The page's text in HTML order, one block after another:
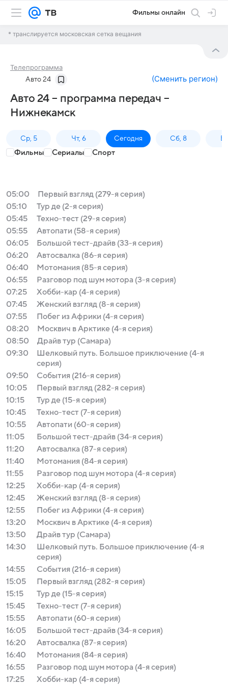
Фильмы онлайн
* транслируется московская сетка вещания
Телепрограмма
Авто 24 (Сменить регион)
Авто 24 – программа передач –
Нижнекамск
Ср, 5 Чт, 6 Сегодня Сб, 8
Фильмы Сериалы Спорт
05:00
Первый взгляд (279-я серия)
05:10
Тур де (2-я серия)
05:45
Техно-тест (29-я серия)
05:55
Автопати (58-я серия)
06:05
Большой тест-драйв (33-я серия)
06:20
Автосвалка (86-я серия)
06:40
Мотомания (85-я серия)
06:55
Разговор под шум мотора (3-я серия)
07:25
Хобби-кар (4-я серия)
07:45
Женский взгляд (8-я серия)
07:55
Побег из Африки (4-я серия)
08:20
Москвич в Арктике (4-я серия)
08:50
Драйв тур (Самара)
09:30
Шелковый путь. Большое приключение (4-я
серия)
09:50
События (216-я серия)
10:05
Первый взгляд (282-я серия)
10:15
Тур де (15-я серия)
10:45
Техно-тест (7-я серия)
10:55
Автопати (60-я серия)
11:05
Большой тест-драйв (34-я серия)
11:20
Автосвалка (87-я серия)
11:40
Мотомания (84-я серия)
11:55
Разговор под шум мотора (4-я серия)
12:25
Хобби-кар (4-я серия)
12:45
Женский взгляд (8-я серия)
12:55
Побег из Африки (4-я серия)
13:20
Москвич в Арктике (4-я серия)
13:50
Драйв тур (Самара)
14:30
Шелковый путь. Большое приключение (4-я
серия)
14:55
События (216-я серия)
15:05
Первый взгляд (282-я серия)
15:15
Тур де (15-я серия)
15:45
Техно-тест (7-я серия)
15:55
Автопати (60-я серия)
16:05
Большой тест-драйв (34-я серия)
16:20
Автосвалка (87-я серия)
16:40
Мотомания (84-я серия)
16:55
Разговор под шум мотора (4-я серия)
17:25
Хобби-кар (4-я серия)